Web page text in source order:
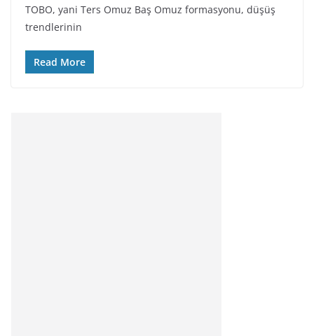
TOBO, yani Ters Omuz Baş Omuz formasyonu, düşüş
trendlerinin
Read More